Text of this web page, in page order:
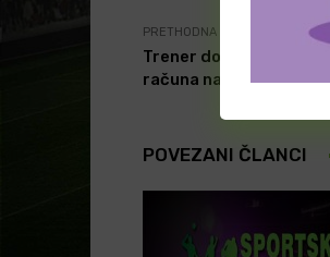
PRETHODNA VEST
Trener domaćih rotira
računa na 3 startera!
POVEZANI ČLANCI